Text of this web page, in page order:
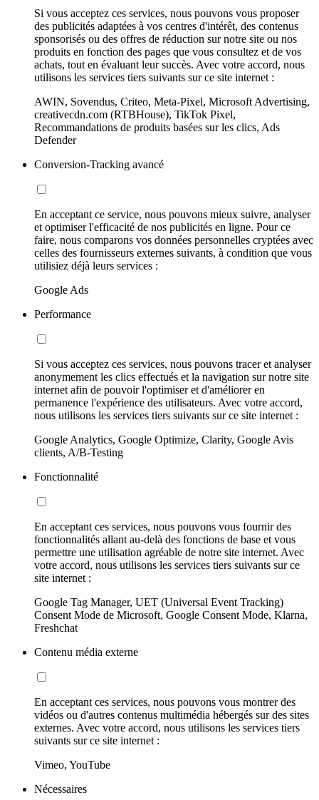
Si vous acceptez ces services, nous pouvons vous proposer
des publicités adaptées à vos centres d'intérêt, des contenus
sponsorisés ou des offres de réduction sur notre site ou nos
produits en fonction des pages que vous consultez et de vos
achats, tout en évaluant leur succès. Avec votre accord, nous
utilisons les services tiers suivants sur ce site internet :
AWIN, Sovendus, Criteo, Meta-Pixel, Microsoft Advertising,
creativecdn.com (RTBHouse), TikTok Pixel,
Recommandations de produits basées sur les clics, Ads
Defender
Conversion-Tracking avancé
En acceptant ce service, nous pouvons mieux suivre, analyser
et optimiser l'efficacité de nos publicités en ligne. Pour ce
faire, nous comparons vos données personnelles cryptées avec
celles des fournisseurs externes suivants, à condition que vous
utilisiez déjà leurs services :
Google Ads
Performance
Si vous acceptez ces services, nous pouvons tracer et analyser
anonymement les clics effectués et la navigation sur notre site
internet afin de pouvoir l'optimiser et d'améliorer en
permanence l'expérience des utilisateurs. Avec votre accord,
nous utilisons les services tiers suivants sur ce site internet :
Google Analytics, Google Optimize, Clarity, Google Avis
clients, A/B-Testing
Fonctionnalité
En acceptant ces services, nous pouvons vous fournir des
fonctionnalités allant au-delà des fonctions de base et vous
permettre une utilisation agréable de notre site internet. Avec
votre accord, nous utilisons les services tiers suivants sur ce
site internet :
Google Tag Manager, UET (Universal Event Tracking)
Consent Mode de Microsoft, Google Consent Mode, Klarna,
Freshchat
Contenu média externe
En acceptant ces services, nous pouvons vous montrer des
vidéos ou d'autres contenus multimédia hébergés sur des sites
externes. Avec votre accord, nous utilisons les services tiers
suivants sur ce site internet :
Vimeo, YouTube
Nécessaires